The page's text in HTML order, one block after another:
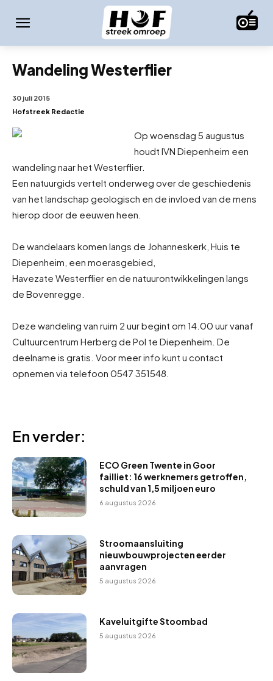
Wandeling Westerflier
30 juli 2015
Hofstreek Redactie
Op woensdag 5 augustus
houdt IVN Diepenheim een
wandeling naar het Westerflier.
Een natuurgids vertelt onderweg over de geschiedenis
van het landschap geologisch en de invloed van de mens
hierop door de eeuwen heen.
De wandelaars komen langs de Johanneskerk, Huis te
Diepenheim, een moerasgebied,
Havezate Westerflier en de natuurontwikkelingen langs
de Bovenregge.
Deze wandeling van ruim 2 uur begint om 14.00 uur vanaf
Cultuurcentrum Herberg de Pol te Diepenheim. De
deelname is gratis. Voor meer info kunt u contact
opnemen via telefoon 0547 351548.
En verder:
ECO Green Twente in Goor
failliet: 16 werknemers getroffen,
schuld van 1,5 miljoen euro
6 augustus 2026
Stroomaansluiting
nieuwbouwprojecten eerder
aanvragen
5 augustus 2026
Kaveluitgifte Stoombad
5 augustus 2026